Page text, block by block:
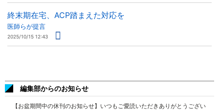
終末期在宅、ACP踏まえた対応を
医師らが提言
2025/10/15 12:43
編集部からのお知らせ
【お盆期間中の休刊のお知らせ】いつもご愛読いただきありがとうござい